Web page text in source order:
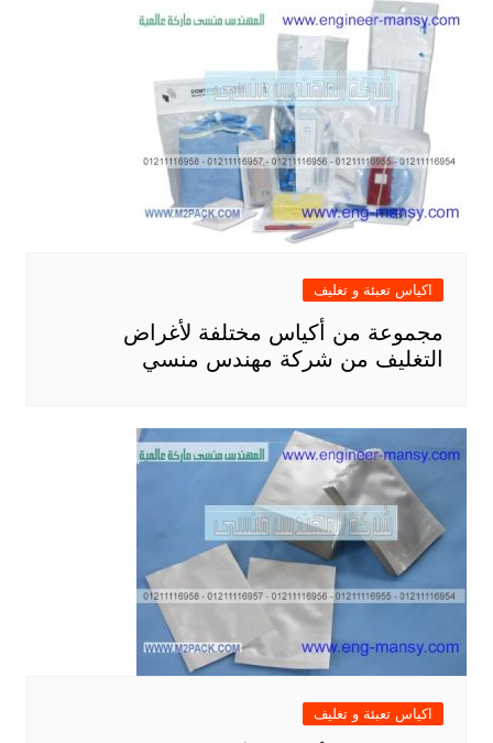
اكياس تعبئة و تغليف
مجموعة من أكياس مختلفة لأغراض
التغليف من شركة مهندس منسي
اكياس تعبئة و تغليف